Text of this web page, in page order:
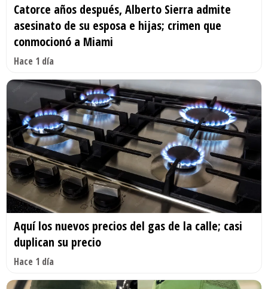
Catorce años después, Alberto Sierra admite
asesinato de su esposa e hijas; crimen que
conmocionó a Miami
Hace 1 día
Aquí los nuevos precios del gas de la calle; casi
duplican su precio
Hace 1 día